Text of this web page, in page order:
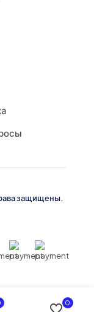
защищены.
0